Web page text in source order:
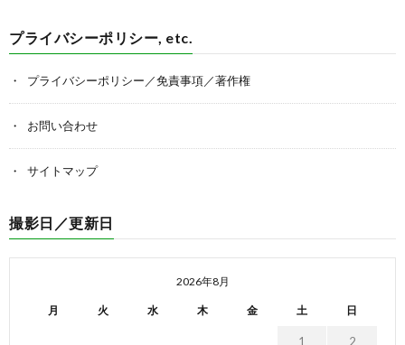
プライバシーポリシー, etc.
プライバシーポリシー／免責事項／著作権
お問い合わせ
サイトマップ
撮影日／更新日
2026年8月
月 火 水 木 金 土 日
1 2